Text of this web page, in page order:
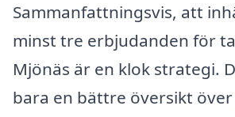
Sammanfattningsvis, att
minst tre erbjudanden för
Mjönäs är en klok strategi.
bara en bättre översikt